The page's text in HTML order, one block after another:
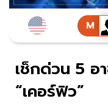
เช็กด่วน 5 อ
“เคอร์ฟิว”